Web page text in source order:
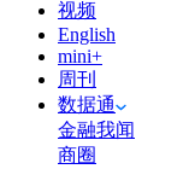
视频
English
mini+
周刊
数据通
金融我闻
商圈